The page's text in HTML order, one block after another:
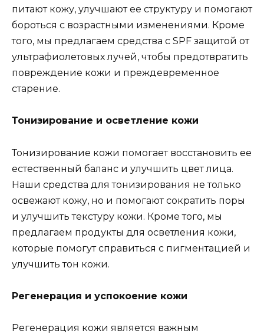
питают кожу, улучшают ее структуру и помогают
бороться с возрастными изменениями. Кроме
того, мы предлагаем средства с SPF защитой от
ультрафиолетовых лучей, чтобы предотвратить
повреждение кожи и преждевременное
старение.
Тонизирование и осветление кожи
Тонизирование кожи помогает восстановить ее
естественный баланс и улучшить цвет лица.
Наши средства для тонизирования не только
освежают кожу, но и помогают сократить поры
и улучшить текстуру кожи. Кроме того, мы
предлагаем продукты для осветления кожи,
которые помогут справиться с пигментацией и
улучшить тон кожи.
Регенерация и успокоение кожи
Регенерация кожи является важным